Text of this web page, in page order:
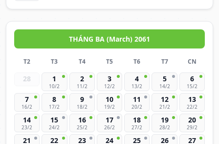
THÁNG BA (March) 2061
T2 T3 T4 T5 T6 T7 CN
28 1
10/2
2
11/2
3
12/2
4
13/2
5
14/2
6
15/2
7
16/2
8
17/2
9
18/2
10
19/2
11
20/2
12
21/2
13
22/2
14
23/2
15
24/2
16
25/2
17
26/2
18
27/2
19
28/2
20
29/2
21 22 23 24 25 26 27